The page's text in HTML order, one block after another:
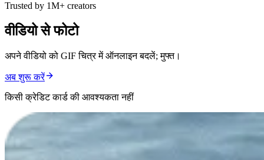
Trusted by 1M+ creators
वीडियो से फोटो
अपने वीडियो को GIF चित्र में ऑनलाइन बदलें; मुफ्त।
अब शुरू करें
किसी क्रेडिट कार्ड की आवश्यकता नहीं